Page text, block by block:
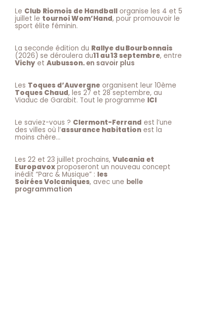
Le Club Riomois de Handball organise les 4 et 5
juillet le tournoi Wom’Hand, pour promouvoir le
sport élite féminin.
La seconde édition du Rallye du Bourbonnais
(2026) se déroulera du11 au 13 septembre, entre
Vichy et Aubusson.en savoir plus
Les Toques d’Auvergne organisent leur 10ème
Toques Chaud, les 27 et 28 septembre, au
Viaduc de Garabit. Tout le programme ICI
Le saviez-vous ? Clermont-Ferrand est l’une
des villes où l’assurance habitation est la
moins chère…
Les 22 et 23 juillet prochains, Vulcania et
Europavoxproposeront un nouveau concept
inédit “Parc & Musique” : les
Soirées Volcaniques, avec une belle
programmation